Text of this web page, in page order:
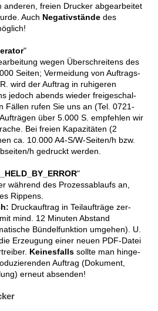
anderen, freien Drucker abge­ar­bei­tet
Auch Negativ­ständedes
"
wegen Über­schrei­tens des
Seiten; Ver­mei­dung von Auf­trags­
wird der Auf­trag in ruhi­geren
jedoch abends wieder frei­ge­schal­
Fällen rufen Sie uns an (Tel. 0721-
über 5.000 S. empfeh­len wir
Bei freien Kapa­zi­tä­ten (2
ca. 10.000 A4-S/W-Seiten/h bzw.
h gedruckt werden.
"
während des Pro­zess­ab­laufs an,
Rippens.
Druck­auf­trag in Teil­auf­träge zer­
mind. 12 Minuten Ab­stand
Bündel­funktion umge­hen). U.
Erzeu­gung einer neuen PDF-Datei
Keines­fallssollte man hin­ge­
Auf­trag (Doku­ment,
erneut absenden!